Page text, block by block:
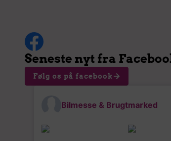
Seneste nyt fra
Følg os på facebook
Bilmesse & Brugtmarked